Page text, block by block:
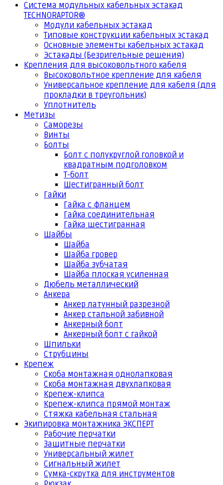
Система модульных кабельных эстакад
TECHNORAPTOR®
Модули кабельных эстакад
Типовые конструкции кабельных эстакад
Основные элементы кабельных эстакад
Эстакады (Безригельные решения)
Крепления для высоковольтного кабеля
Высоковольтное крепление для кабеля
Универсальное крепление для кабеля (для
прокладки в треугольник)
Уплотнитель
Метизы
Саморезы
Винты
Болты
Болт с полукруглой головкой и
квадратным подголовком
Т-болт
Шестигранный болт
Гайки
Гайка с фланцем
Гайка соединительная
Гайка шестигранная
Шайбы
Шайба
Шайба гровер
Шайба зубчатая
Шайба плоская усиленная
Дюбель металлический
Анкера
Анкер латунный разрезной
Анкер стальной забивной
Анкерный болт
Анкерный болт с гайкой
Шпильки
Струбцины
Крепеж
Скоба монтажная однолапковая
Скоба монтажная двухлапковая
Крепеж-клипса
Крепеж-клипса прямой монтаж
Стяжка кабельная стальная
Экипировка монтажника ЭКСПЕРТ
Рабочие перчатки
Защитные перчатки
Универсальный жилет
Сигнальный жилет
Сумка-скрутка для инструментов